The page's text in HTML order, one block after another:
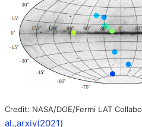
Credit: NASA/DOE/Fermi LAT
al.,arxiv(2021)